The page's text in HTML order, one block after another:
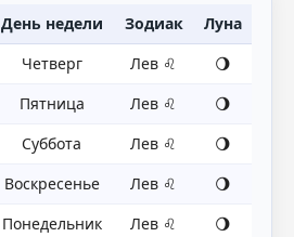
День недели Зодиак
Луна
Четверг Лев ♌
🌖
Пятница Лев ♌
🌖
Суббота Лев ♌
🌖
Воскресенье Лев ♌
🌖
Понедельник Лев ♌
🌖